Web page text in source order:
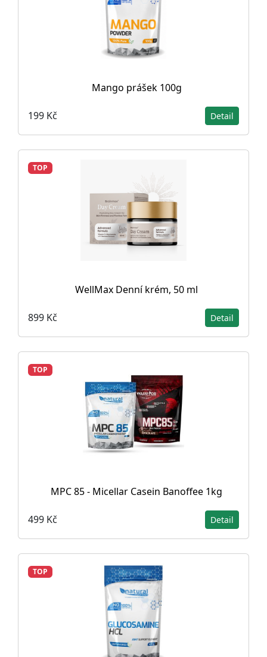
Mango prášek 100g
199 Kč Detail
TOP
WellMax Denní krém, 50 ml
899 Kč Detail
TOP
MPC 85 - Micellar Casein Banoffee 1kg
499 Kč Detail
TOP